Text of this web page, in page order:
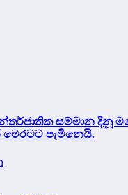
සම්මාන දිනූ
මෙරටට පැමිනෙයි.